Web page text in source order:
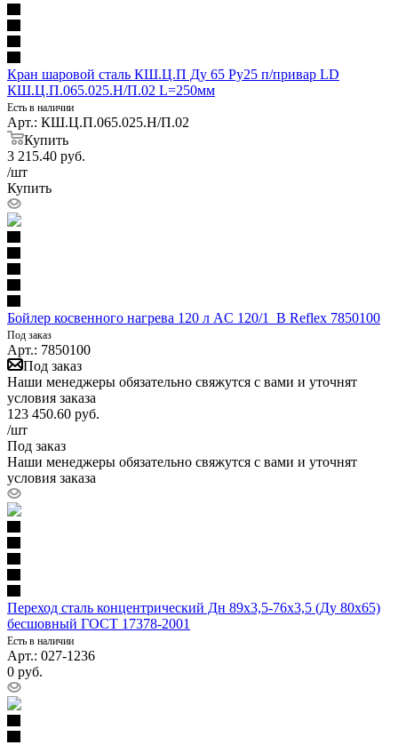
Кран шаровой сталь КШ.Ц.П Ду 65 Ру25 п/привар LD
КШ.Ц.П.065.025.Н/П.02 L=250мм
Есть в наличии
Арт.: КШ.Ц.П.065.025.Н/П.02
Купить
3 215.40 руб.
/шт
Купить
Бойлер косвенного нагрева 120 л AC 120/1_B Reflex 7850100
Под заказ
Арт.: 7850100
Под заказ
Наши менеджеры обязательно свяжутся с вами и уточнят
условия заказа
123 450.60 руб.
/шт
Под заказ
Наши менеджеры обязательно свяжутся с вами и уточнят
условия заказа
Переход сталь концентрический Дн 89х3,5-76х3,5 (Ду 80х65)
бесшовный ГОСТ 17378-2001
Есть в наличии
Арт.: 027-1236
0 руб.